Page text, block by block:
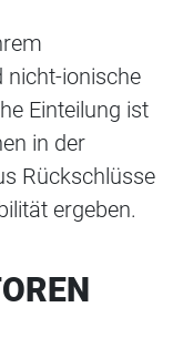
nicht-ionische
Einteilung ist
in der
Rückschlüsse
ergeben.